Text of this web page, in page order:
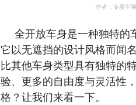
作者：专菱车辆
全开放车身是一种独特的
它以无遮挡的设计风格而闻
比其他车身类型具有独特的
验、更多的自由度与灵活性
格？让我们来看一下。